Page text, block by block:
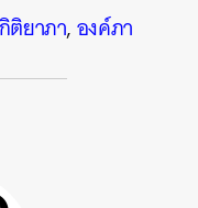
ติยาภา,องค์ภา